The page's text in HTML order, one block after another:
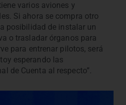
varios aviones y
Si ahora se compra otro
posibilidad de instalar un
o trasladar órganos para
para entrenar pilotos, será
esperando las
de Cuenta al respecto”.